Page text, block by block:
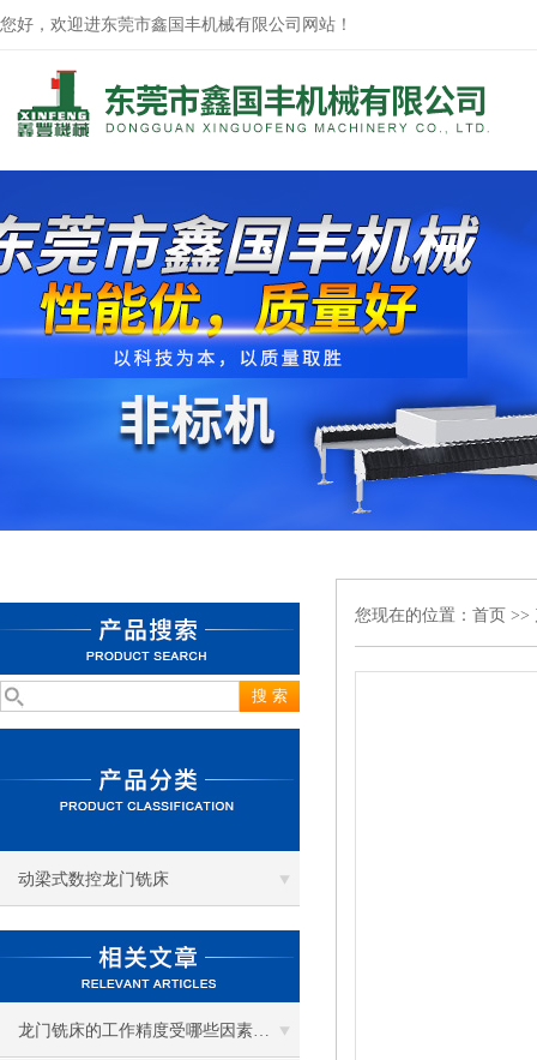
您好，欢迎进东莞市鑫国丰机械有限公司网站！
动梁式数控龙门铣床
龙门铣床的工作精度受哪些因素影响？
您现在的位置： 首页 >>